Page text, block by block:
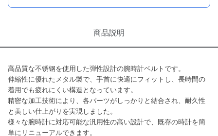
商品説明
高品質な不锈钢を使用した弾性設計の腕時計ベルトです。
伸縮性に優れたメタル製で、手首に快適にフィットし、長時間の
着用でも疲れにくい構造となっています。
精密な加工技術により、各パーツがしっかりと結合され、耐久性
と美しい仕上がりを実現しました。
様々な腕時計に対応可能な汎用性の高い設計で、既存の時計を簡
単にリニューアルできます。